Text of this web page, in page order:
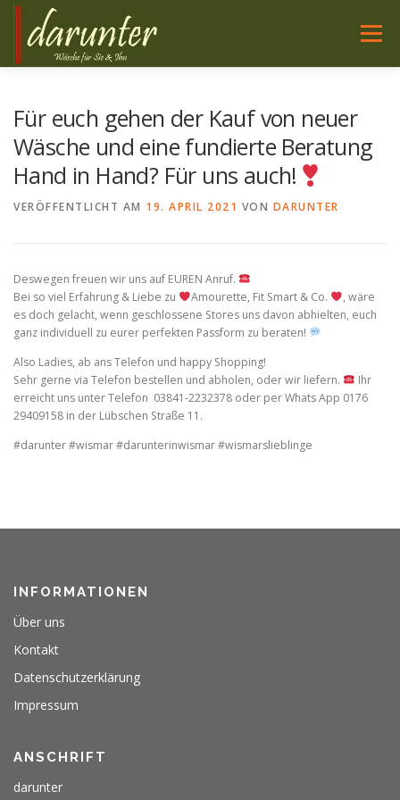
Zum
springen
Menü
WÄSCHE FÜR IHN HIER SIND WIR SERVICE
Für euch gehen der Kauf von neuer
Wäsche und eine fundierte Beratung
Hand in Hand? Für uns auch!
VERÖFFENTLICHT AM 19. APRIL 2021 VON DARUNTER
Deswegen freuen wir uns auf EUREN Anruf.
Bei so viel Erfahrung & Liebe zu
Amourette, Fit Smart & Co.
, wäre
es doch gelacht, wenn geschlossene Stores uns davon abhielten, euch
ganz individuell zu eurer perfekten Passform zu beraten!
Also Ladies, ab ans Telefon und happy Shopping!
Sehr gerne via Telefon bestellen und abholen, oder wir liefern.
Ihr
erreicht uns unter Telefon 03841-2232378 oder per Whats App 0176
29409158 in der Lübschen Straße 11.
#darunter #wismar #darunterinwismar #wismarslieblinge
INFORMATIONEN
Über uns
Kontakt
Datenschutzerklärung
Impressum
ANSCHRIFT
darunter